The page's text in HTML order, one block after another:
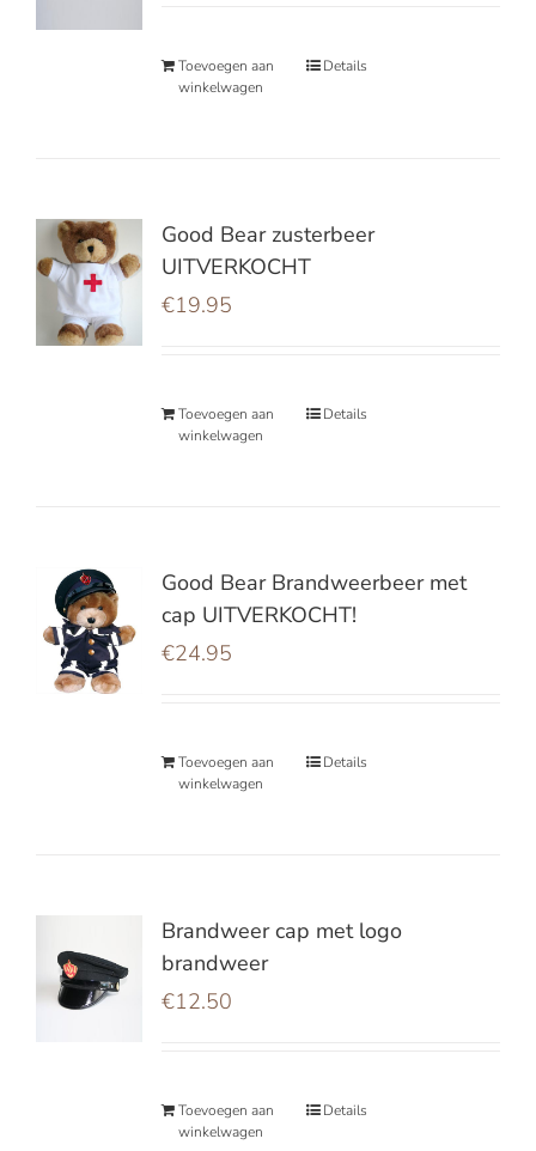
Toevoegen aan
winkelwagen
Details
Good Bear zusterbeer
UITVERKOCHT
€19.95
Toevoegen aan
winkelwagen
Details
Good Bear Brandweerbeer met
cap UITVERKOCHT!
€24.95
Toevoegen aan
winkelwagen
Details
Brandweer cap met logo
brandweer
€12.50
Toevoegen aan
winkelwagen
Details